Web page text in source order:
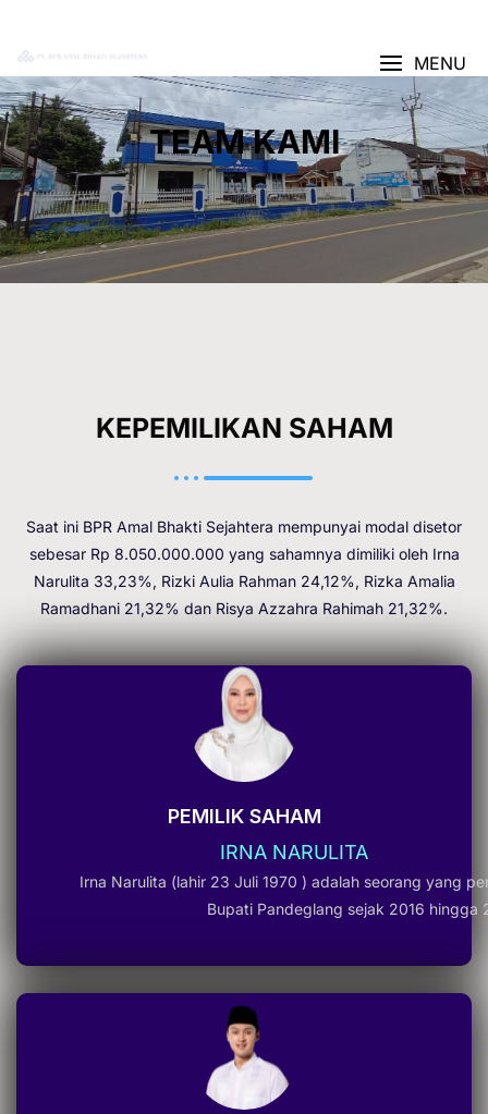
MENU
TEAM KAMI
KEPEMILIKAN SAHAM
Saat ini BPR Amal Bhakti Sejahtera mempunyai modal disetor
sebesar Rp 8.050.000.000 yang sahamnya dimiliki oleh Irna
Narulita 33,23%, Rizki Aulia Rahman 24,12%, Rizka Amalia
Ramadhani 21,32% dan Risya Azzahra Rahimah 21,32%.
PEMILIK SAHAM
IRNA NARULITA
Irna Narulita (lahir 23 Juli 1970 ) adalah seorang yang
Bupati Pandeglang sejak 2016 hingga